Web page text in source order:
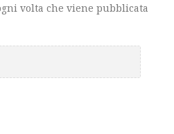
volta che viene pubblicata